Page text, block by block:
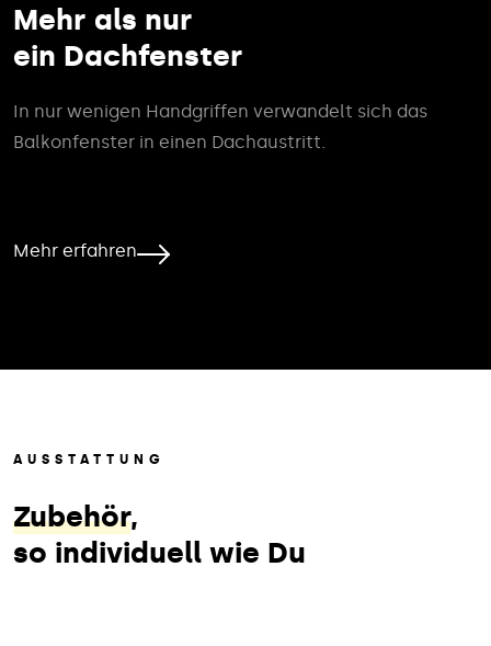
Mehr als nur
ein Dachfenster
In nur wenigen Handgriffen verwandelt sich das
Balkonfenster in einen Dachaustritt.
Mehr erfahren
AUSSTATTUNG
Zubehör,
so individuell wie Du